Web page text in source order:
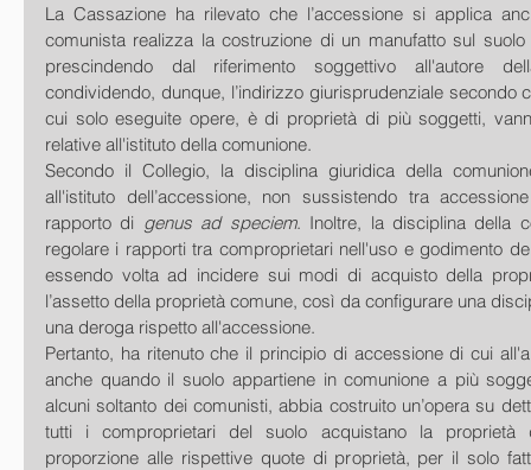
La Cassazione ha rilevato che l’accessione si applica
comunista realizza la costruzione di un manufatto sul
prescindendo dal riferimento soggettivo all'autore
condividendo, dunque, l’indirizzo giurisprudenziale secondo
cui solo eseguite opere, è di proprietà di più soggetti,
relative all'istituto della comunione.
Secondo il Collegio, la disciplina giuridica della
all'istituto dell’accessione, non sussistendo tra
rapporto di genus ad speciem. Inoltre, la disciplina della
regolare i rapporti tra comproprietari nell'uso e godimento
essendo volta ad incidere sui modi di acquisto della
l’assetto della proprietà comune, così da configurare una
una deroga rispetto all'accessione.
Pertanto, ha ritenuto che il principio di accessione di cui
anche quando il suolo appartiene in comunione a più
alcuni soltanto dei comunisti, abbia costruito un’opera su
tutti i comproprietari del suolo acquistano la proprietà
proporzione alle rispettive quote di proprietà, per il solo